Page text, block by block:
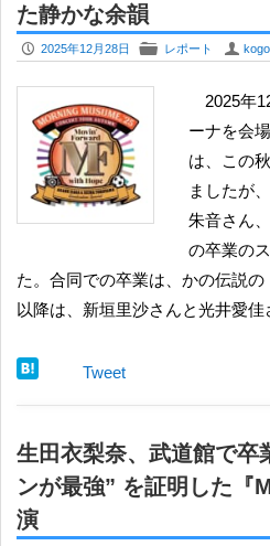
た静かな余韻
P 2025年12月28日 F レポート U
2025年12月5日の金曜日、横浜アリ
ーナを会
は、この
ましたが
朱音さん
の卒業の
た。合同での卒業は、かの伝説の
以降は、新垣里沙さんと光井愛
Tweet
生田衣梨奈、武道館で
ンが最強” を証明した
演